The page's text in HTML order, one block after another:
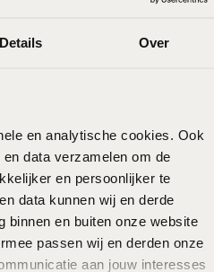
Details Over
en analytische cookies. Ook
data verzamelen om de
en persoonlijker te
data kunnen wij en derde
binnen en buiten onze website
passen wij en derden onze
aan jouw interesses
7,5x13mm Zilveren
2999